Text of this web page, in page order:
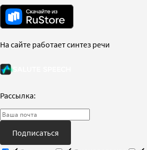
На сайте работает синтез речи
Рассылка:
Подписаться